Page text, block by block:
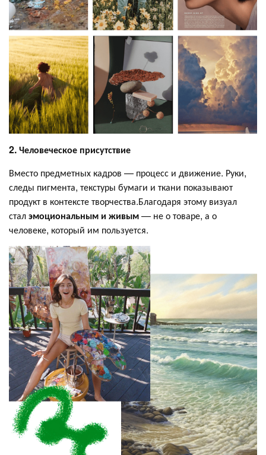
2. Человеческое присутствие
Вместо предметных кадров — процесс и движение. Руки,
следы пигмента, текстуры бумаги и ткани показывают
продукт в контексте творчества.Благодаря этому визуал
сталэмоциональным и живым— не о товаре, а о
человеке, который им пользуется.